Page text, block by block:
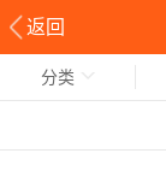
返回
分类